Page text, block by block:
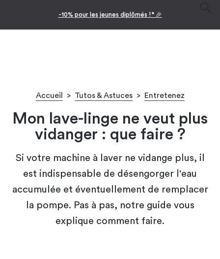
-10% pour les jeunes diplômés !* 🎉
Accueil > Tutos & Astuces > Entretenez
Mon lave-linge ne veut plus
vidanger : que faire ?
Si votre machine à laver ne vidange plus, il
est indispensable de désengorger l'eau
accumulée et éventuellement de remplacer
la pompe. Pas à pas, notre guide vous
explique comment faire.